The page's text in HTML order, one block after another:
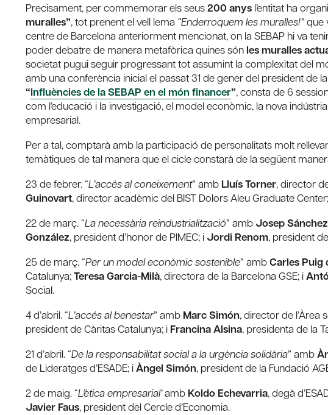
Precisament, per commemorar els seus200 anys l’entitat ha
muralles”, tot prenent el vell lema “Enderroquem les muralles!”que
centre de Barcelona anteriorment mencionat, on la SEBAP hi va
poder debatre de manera metafòrica quines són les muralles
societat pugui seguir progressant tot assumint la complexitat del
amb una conferència inicial el passat 31 de gener del president de
“Influències de la SEBAP en el món financer”, consta de 6
com l’educació i la investigació, el model econòmic, la nova
empresarial.
Per a tal, comptarà amb la participació de personalitats molt
temàtiques de tal manera que el cicle constarà de la següent
23 de febrer. “L’accés al coneixement” amb Lluís Torner, director
Guinovart, director acadèmic del BIST Dolors Aleu Graduate
22 de març. “La necessària reindustrialització” amb Josep
González, president d’honor de PIMEC; i Jordi Renom, president
25 de març. “Per un model econòmic sostenible” ambCarles Puig
Catalunya;Teresa Garcia-Milà, directora de la Barcelona GSE; i
Social.
4 d’abril. “L’accés al benestar” amb Marc Simón, director de l’Àrea
president de Càritas Catalunya; i Francina Alsina, presidenta de la
21 d’abril. “De la responsabilitat social a la urgència solidària” amb
de Lideratges d’ESADE; iÀngel Simón, president de la Fundació
2 de maig. “L’ètica empresarial’amb Koldo Echevarria, degà
Javier Faus, president del Cercle d’Economia.